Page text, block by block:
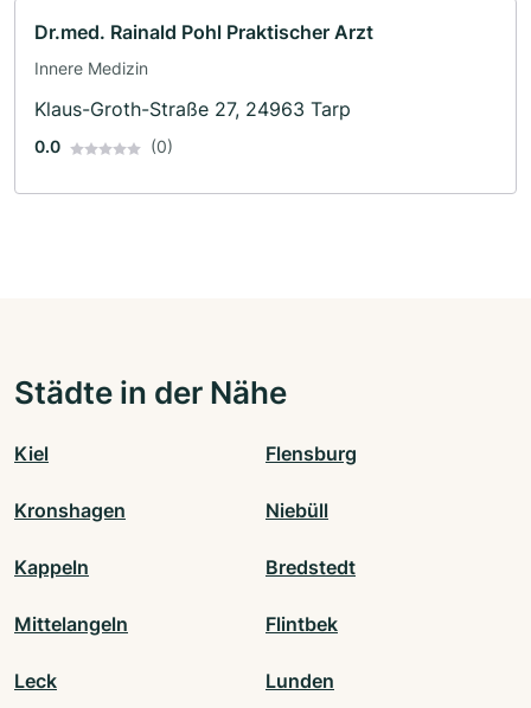
Dr.med. Rainald Pohl Praktischer Arzt
Innere Medizin
Klaus-Groth-Straße 27, 24963 Tarp
0.0 (0)
Städte in der Nähe
Kiel Flensburg
Kronshagen Niebüll
Kappeln Bredstedt
Mittelangeln Flintbek
Leck Lunden